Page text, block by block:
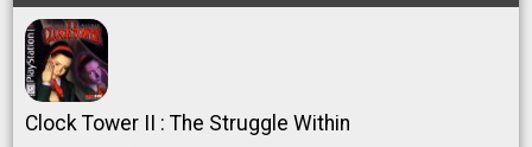
Clock Tower II : The Struggle Within